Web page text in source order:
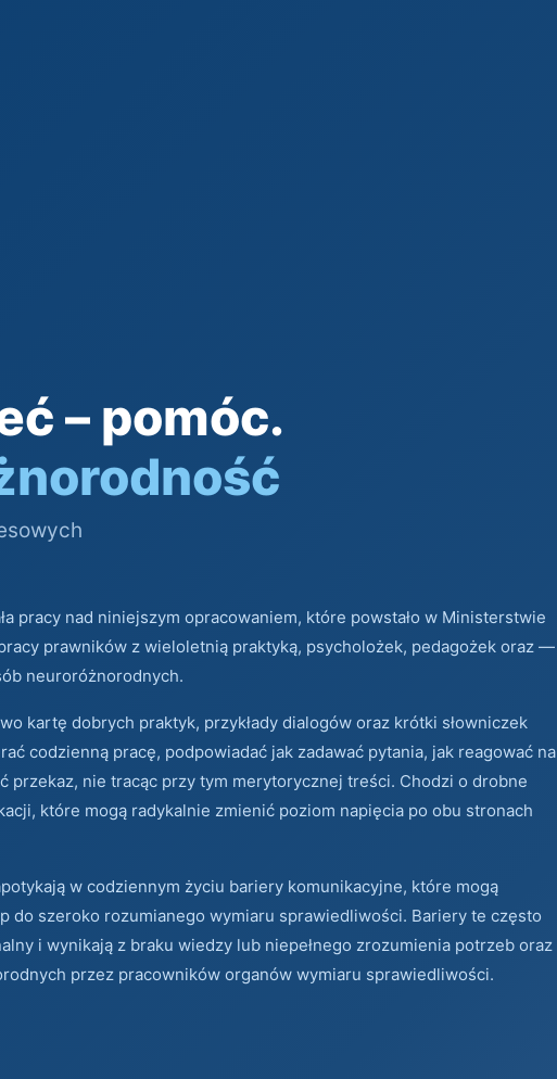
– pomóc.
pracy nad niniejszym opracowaniem, które powstało w Ministerstwie
prawników z wieloletnią praktyką, psycholożek, pedagożek oraz —
neuroróżnorodnych.
kartę dobrych praktyk, przykłady dialogów oraz krótki słowniczek
codzienną pracę, podpowiadać jak zadawać pytania, jak reagować na
przekaz, nie tracąc przy tym merytorycznej treści. Chodzi o drobne
które mogą radykalnie zmienić poziom napięcia po obu stronach
w codziennym życiu bariery komunikacyjne, które mogą
do szeroko rozumianego wymiaru sprawiedliwości. Bariery te często
i wynikają z braku wiedzy lub niepełnego zrozumienia potrzeb oraz
przez pracowników organów wymiaru sprawiedliwości.